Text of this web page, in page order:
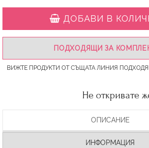
ДОБАВИ В
ПОДХОДЯЩИ ЗА
ВИЖТЕ ПРОДУКТИ ОТ СЪЩАТА ЛИНИЯ
Не откривате
ОПИСАНИЕ
ИНФОРМАЦИЯ